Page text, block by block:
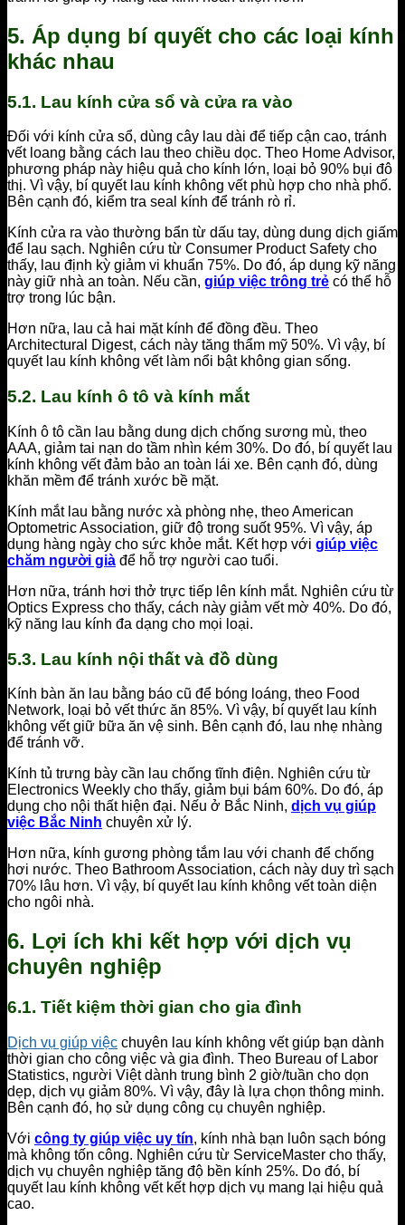
5. Áp dụng bí quyết cho các loại kính
khác nhau
5.1. Lau kính cửa sổ và cửa ra vào
Đối với kính cửa sổ, dùng cây lau dài để tiếp cận cao, tránh
vết loang bằng cách lau theo chiều dọc. Theo Home Advisor,
phương pháp này hiệu quả cho kính lớn, loại bỏ 90% bụi đô
thị. Vì vậy, bí quyết lau kính không vết phù hợp cho nhà phố.
Bên cạnh đó, kiểm tra seal kính để tránh rò rỉ.
Kính cửa ra vào thường bẩn từ dấu tay, dùng dung dịch giấm
để lau sạch. Nghiên cứu từ Consumer Product Safety cho
thấy, lau định kỳ giảm vi khuẩn 75%. Do đó, áp dụng kỹ năng
này giữ nhà an toàn. Nếu cần, giúp việc trông trẻ có thể hỗ
trợ trong lúc bận.
Hơn nữa, lau cả hai mặt kính để đồng đều. Theo
Architectural Digest, cách này tăng thẩm mỹ 50%. Vì vậy, bí
quyết lau kính không vết làm nổi bật không gian sống.
5.2. Lau kính ô tô và kính mắt
Kính ô tô cần lau bằng dung dịch chống sương mù, theo
AAA, giảm tai nạn do tầm nhìn kém 30%. Do đó, bí quyết lau
kính không vết đảm bảo an toàn lái xe. Bên cạnh đó, dùng
khăn mềm để tránh xước bề mặt.
Kính mắt lau bằng nước xà phòng nhẹ, theo American
Optometric Association, giữ độ trong suốt 95%. Vì vậy, áp
dụng hàng ngày cho sức khỏe mắt. Kết hợp với giúp việc
chăm người già để hỗ trợ người cao tuổi.
Hơn nữa, tránh hơi thở trực tiếp lên kính mắt. Nghiên cứu từ
Optics Express cho thấy, cách này giảm vết mờ 40%. Do đó,
kỹ năng lau kính đa dạng cho mọi loại.
5.3. Lau kính nội thất và đồ dùng
Kính bàn ăn lau bằng báo cũ để bóng loáng, theo Food
Network, loại bỏ vết thức ăn 85%. Vì vậy, bí quyết lau kính
không vết giữ bữa ăn vệ sinh. Bên cạnh đó, lau nhẹ nhàng
để tránh vỡ.
Kính tủ trưng bày cần lau chống tĩnh điện. Nghiên cứu từ
Electronics Weekly cho thấy, giảm bụi bám 60%. Do đó, áp
dụng cho nội thất hiện đại. Nếu ở Bắc Ninh, dịch vụ giúp
việc Bắc Ninh chuyên xử lý.
Hơn nữa, kính gương phòng tắm lau với chanh để chống
hơi nước. Theo Bathroom Association, cách này duy trì sạch
70% lâu hơn. Vì vậy, bí quyết lau kính không vết toàn diện
cho ngôi nhà.
6. Lợi ích khi kết hợp với dịch vụ
chuyên nghiệp
6.1. Tiết kiệm thời gian cho gia đình
Dịch vụ giúp việc chuyên lau kính không vết giúp bạn dành
thời gian cho công việc và gia đình. Theo Bureau of Labor
Statistics, người Việt dành trung bình 2 giờ/tuần cho dọn
dẹp, dịch vụ giảm 80%. Vì vậy, đây là lựa chọn thông minh.
Bên cạnh đó, họ sử dụng công cụ chuyên nghiệp.
Với công ty giúp việc uy tín, kính nhà bạn luôn sạch bóng
mà không tốn công. Nghiên cứu từ ServiceMaster cho thấy,
dịch vụ chuyên nghiệp tăng độ bền kính 25%. Do đó, bí
quyết lau kính không vết kết hợp dịch vụ mang lại hiệu quả
cao.